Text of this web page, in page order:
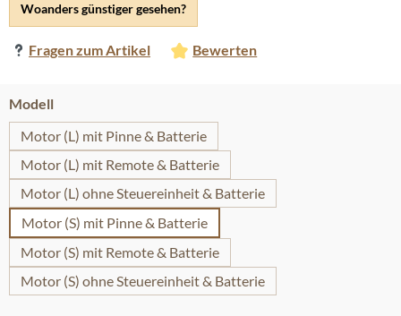
Woanders günstiger gesehen?
Fragen zum Artikel Bewerten
Modellauswählen
Motor (L) mit Pinne & Batterie
Motor (L) mit Remote & Batterie
Motor (L) ohne Steuereinheit & Batterie
Motor (S) mit Pinne & Batterie
Motor (S) mit Remote & Batterie
Motor (S) ohne Steuereinheit & Batterie